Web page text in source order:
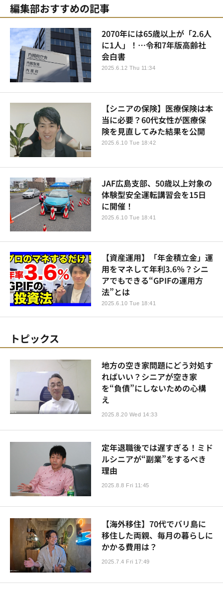
編集部おすすめの記事
2070年には65歳以上が「2.6人
に1人」！…令和7年版高齢社
会白書
2025.6.12 Thu 11:34
【シニアの保険】医療保険は本
当に必要？60代女性が医療保
険を見直してみた結果を公開
2025.6.10 Tue 18:42
JAF広島支部、50歳以上対象の
体験型安全運転講習会を15日
に開催！
2025.6.10 Tue 18:41
【資産運用】「年金積立金」運
用をマネして年利3.6％？シニ
アでもできる“GPIFの運用方
法”とは
2025.6.10 Tue 18:41
トピックス
地方の空き家問題にどう対処す
ればいい？シニアが空き家
を“負債”にしないための心構
え
2025.8.20 Wed 14:33
定年退職後では遅すぎる！ミド
ルシニアが“副業”をするべき
理由
2025.8.8 Fri 11:45
【海外移住】70代でバリ島に
移住した両親、毎月の暮らしに
かかる費用は？
2025.7.4 Fri 17:49